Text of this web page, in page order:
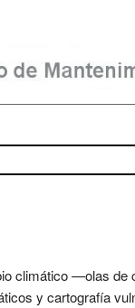
climático —olas de
y cartografía